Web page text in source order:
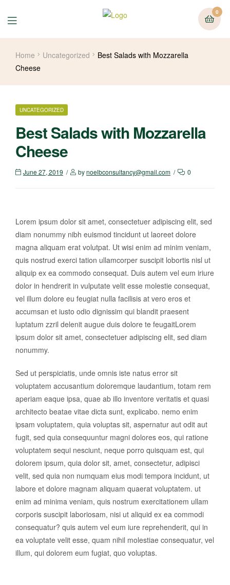
0
Home Uncategorized
Best Salads with Mozzarella
Cheese
UNCATEGORIZED
Best Salads with Mozzarella
Cheese
June 27, 2019 bynoelbconsultancy@gmail.com 0
Lorem ipsum dolor sit amet, consectetuer adipiscing elit, sed
diam nonummy nibh euismod tincidunt ut laoreet dolore
magna aliquam erat volutpat. Ut wisi enim ad minim veniam,
quis nostrud exerci tation ullamcorper suscipit lobortis nisl ut
aliquip ex ea commodo consequat. Duis autem vel eum iriure
dolor in hendrerit in vulputate velit esse molestie consequat,
vel illum dolore eu feugiat nulla facilisis at vero eros et
accumsan et iusto odio dignissim qui blandit praesent
luptatum zzril delenit augue duis dolore te feugaitLorem
ipsum dolor sit amet, consectetuer adipiscing elit, sed diam
nonummy.
Sed ut perspiciatis, unde omnis iste natus error sit
voluptatem accusantium doloremque laudantium, totam rem
aperiam eaque ipsa, quae ab illo inventore veritatis et quasi
architecto beatae vitae dicta sunt, explicabo. nemo enim
ipsam voluptatem, quia voluptas sit, aspernatur aut odit aut
fugit, sed quia consequuntur magni dolores eos, qui ratione
voluptatem sequi nesciunt, neque porro quisquam est, qui
dolorem ipsum, quia dolor sit, amet, consectetur, adipisci
velit, sed quia non numquam eius modi tempora incidunt, ut
labore et dolore magnam aliquam quaerat voluptatem. ut
enim ad minima veniam, quis nostrum exercitationem ullam
corporis suscipit laboriosam, nisi ut aliquid ex ea commodi
consequatur? quis autem vel eum iure reprehenderit, qui in
ea voluptate velit esse, quam nihil molestiae consequatur, vel
illum, qui dolorem eum fugiat, quo voluptas.